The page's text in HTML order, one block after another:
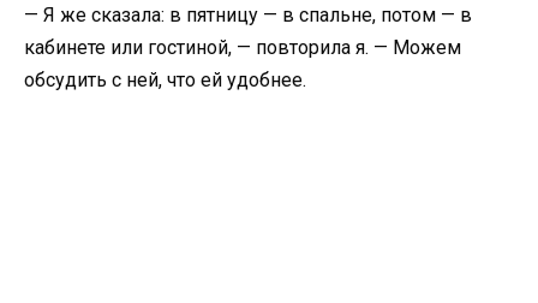
— Я же сказала: в пятницу — в спальне, потом — в
кабинете или гостиной, — повторила я. — Можем
обсудить с ней, что ей удобнее.